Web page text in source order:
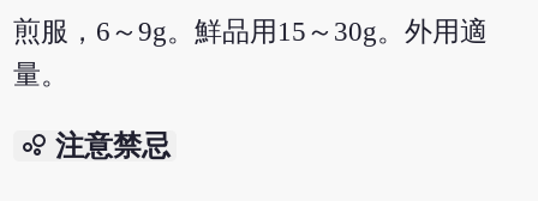
煎服，6～9g。鮮品用15～30g。外用適
量。
bubble_chart 注意禁忌